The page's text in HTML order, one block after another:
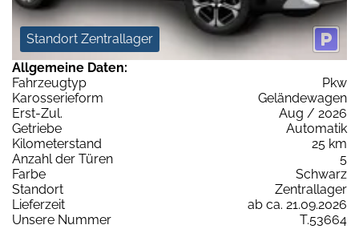
Standort Zentrallager
Allgemeine Daten:
Fahrzeugtyp
Pkw
Karosserieform
Geländewagen
Erst-Zul.
Aug / 2026
Getriebe
Automatik
Kilometerstand
25 km
Anzahl der Türen
5
Farbe
Schwarz
Standort
Zentrallager
Lieferzeit
ab ca. 21.09.2026
Unsere Nummer
T.53664